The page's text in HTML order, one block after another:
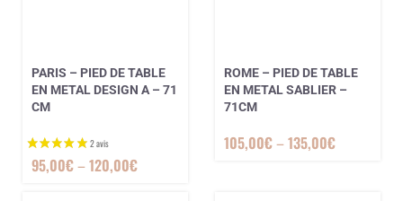
PARIS – PIED DE TABLE
EN METAL DESIGN A – 71
CM
95,00€–120,00€
ROME – PIED DE TABLE
EN METAL SABLIER –
71CM
105,00€–135,00€